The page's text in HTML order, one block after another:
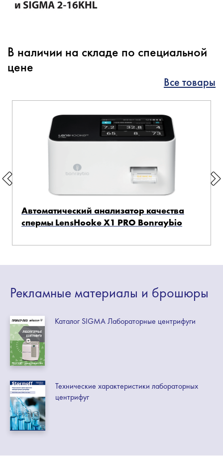
В наличии на складе по специальной
цене
Все товары
Автоматический анализатор качества
спермы LensHooke X1 PRO Bonraybio
Рекламные материалы и брошюры
Каталог SIGMA Лабораторные центрифуги
Технические характеристики лабораторных
центрифуг